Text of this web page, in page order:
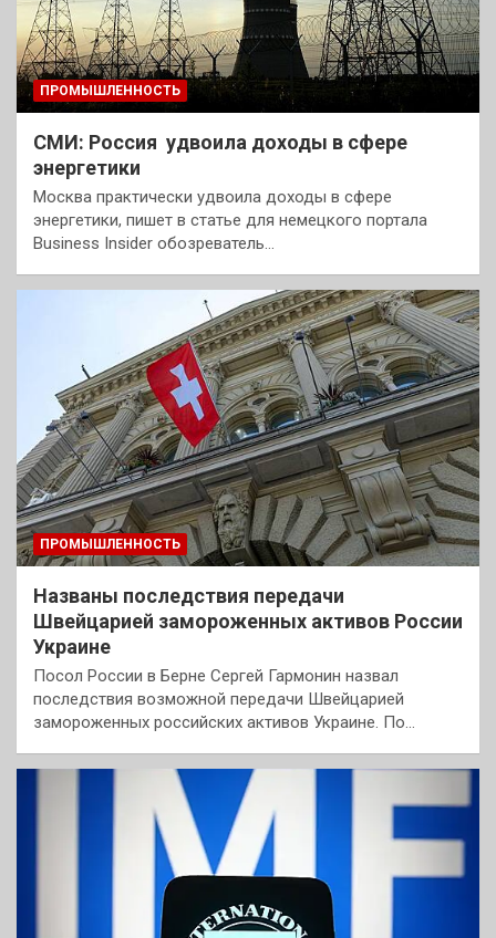
ПРОМЫШЛЕННОСТЬ
СМИ: Россия удвоила доходы в сфере
энергетики
Москва практически удвоила доходы в сфере
энергетики, пишет в статье для немецкого портала
Business Insider обозреватель…
ПРОМЫШЛЕННОСТЬ
Названы последствия передачи
Швейцарией замороженных активов России
Украине
Посол России в Берне Сергей Гармонин назвал
последствия возможной передачи Швейцарией
замороженных российских активов Украине. По…